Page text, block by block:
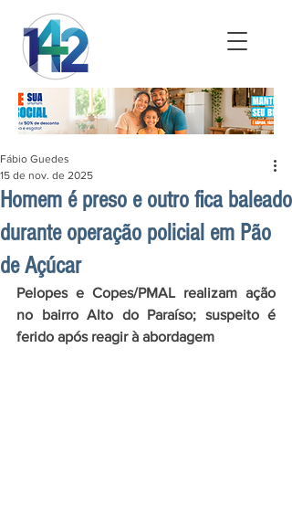
Homem é preso e outro fica baleado
durante operação policial em Pão
de Açúcar
Fábio Guedes
15 de nov. de 2025
Pelopes e Copes/PMAL realizam ação
no bairro Alto do Paraíso; suspeito é
ferido após reagir à abordagem